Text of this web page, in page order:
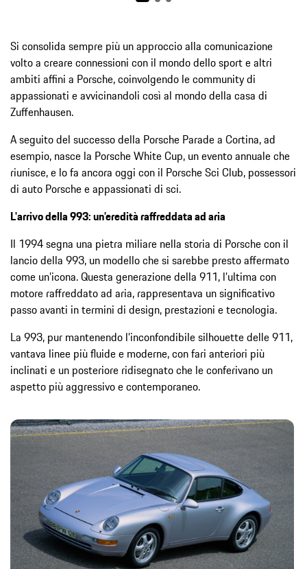
Si consolida sempre più un approccio alla comunicazione
volto a creare connessioni con il mondo dello sport e altri
ambiti affini a Porsche, coinvolgendo le community di
appassionati e avvicinandoli così al mondo della casa di
Zuffenhausen.
A seguito del successo della Porsche Parade a Cortina, ad
esempio, nasce la Porsche White Cup, un evento annuale che
riunisce, e lo fa ancora oggi con il Porsche Sci Club, possessori
di auto Porsche e appassionati di sci.
L'arrivo della 993: un’eredità raffreddata ad aria
Il 1994 segna una pietra miliare nella storia di Porsche con il
lancio della 993, un modello che si sarebbe presto affermato
come un’icona. Questa generazione della 911, l’ultima con
motore raffreddato ad aria, rappresentava un significativo
passo avanti in termini di design, prestazioni e tecnologia.
La 993, pur mantenendo l’inconfondibile silhouette delle 911,
vantava linee più fluide e moderne, con fari anteriori più
inclinati e un posteriore ridisegnato che le conferivano un
aspetto più aggressivo e contemporaneo.